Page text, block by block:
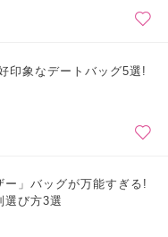
印象なデートバッグ5選!
ー」バッグが万能すぎる!
選び方3選